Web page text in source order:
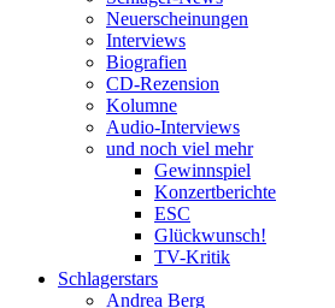
Neuerscheinungen
Interviews
Biografien
CD-Rezension
Kolumne
Audio-Interviews
und noch viel mehr
Gewinnspiel
Konzertberichte
ESC
Glückwunsch!
TV-Kritik
Schlagerstars
Andrea Berg